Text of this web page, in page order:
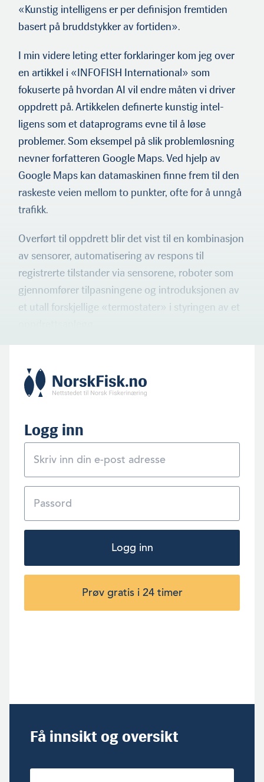
«Kunstig intelligens er per definisjon fremtiden
basert på bruddstykker av fortiden».
I min videre leting etter forklaringer kom jeg over
en artikkel i «INFOFISH International» som
fokuserte på hvordan AI vil endre måten vi driver
oppdrett på. Artikkelen definerte kunstig intel­
ligens som et dataprograms evne til å løse
problemer. Som eksem­pel på slik problemløsning
nevner forfatteren Google Maps. Ved hjelp av
Google Maps kan datamaskinen finne frem til den
raskeste veien mellom to punkter, ofte for å unngå
trafikk.
Overført til oppdrett blir det vist til en kombinasjon
av sensor­er, automatisering av respons til
registrerte tilstander via sensorene, roboter som
gjennomfører tilpasningene og introduksjo­nen av
et utall forskjellige «termostater» i styringen av et
Logg inn
Logg inn
Prøv gratis i 24 timer
Få innsikt og oversikt